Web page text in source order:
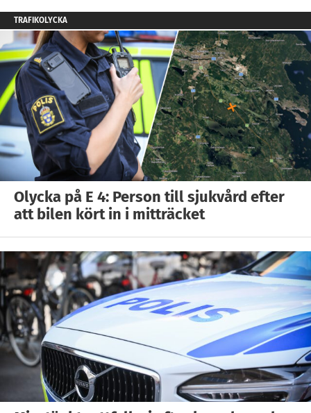
TRAFIKOLYCKA
Olycka på E 4: Person till sjukvård efter
att bilen kört in i mitträcket